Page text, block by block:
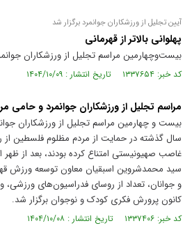
آیین تجلیل از ورزشکاران جوانمرد برگزار شد
پهلوانی بالاتر از قهرمانی
بیست‌وچهارمین مراسم تجلیل از ورزشکاران
کد خبر: ۱۳۳۷۶۵۴ تاریخ انتشار : ۱۴۰۴/۱۰/۰۹
مراسم تجلیل از ورزشکاران جوانمرد و حامی
بیست و چهارمین مراسم تجلیل از ورزشکاران
سال گذشته در حمایت از مردم مظلوم فلسطین از
سید محمدشروین اسبقیان معاون توسعه ورزش
و جوانان، تعداد از روسای فدراسیون‌های ورزشی،
کانون پرورش فکری کودک و نوجوان برگزار شد.
کد خبر: ۱۳۳۷۴۰۶ تاریخ انتشار : ۱۴۰۴/۱۰/۰۸